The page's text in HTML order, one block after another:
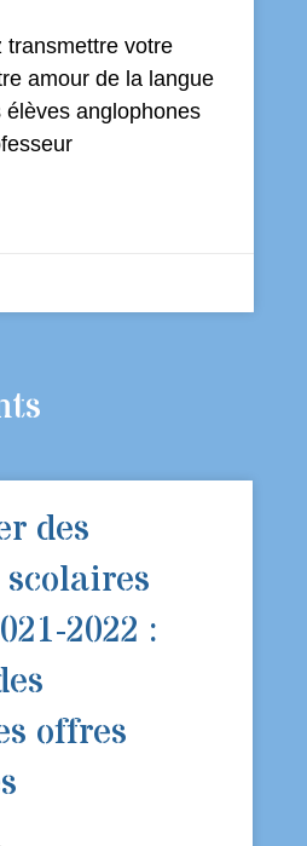
transmettre votre
amour de la langue
anglophones
des
2022 :
offres